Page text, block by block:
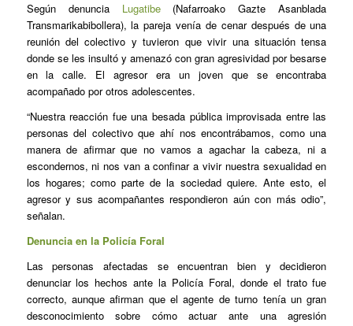
Según denuncia Lugatibe(Nafarroako Gazte Asanblada
Transmarikabibollera), la pareja venía de cenar después de una
reunión del colectivo y tuvieron que vivir una situación tensa
donde se les insultó y amenazó con gran agresividad por besarse
en la calle. El agresor era un joven que se encontraba
acompañado por otros adolescentes.
“Nuestra reacción fue una besada pública improvisada entre las
personas del colectivo que ahí nos encontrábamos, como una
manera de afirmar que no vamos a agachar la cabeza, ni a
escondernos, ni nos van a confinar a vivir nuestra sexualidad en
los hogares; como parte de la sociedad quiere. Ante esto, el
agresor y sus acompañantes respondieron aún con más odio”,
señalan.
Denuncia en la Policía Foral
Las personas afectadas se encuentran bien y decidieron
denunciar los hechos ante la Policía Foral, donde el trato fue
correcto, aunque afirman que el agente de turno tenía un gran
desconocimiento sobre cómo actuar ante una agresión